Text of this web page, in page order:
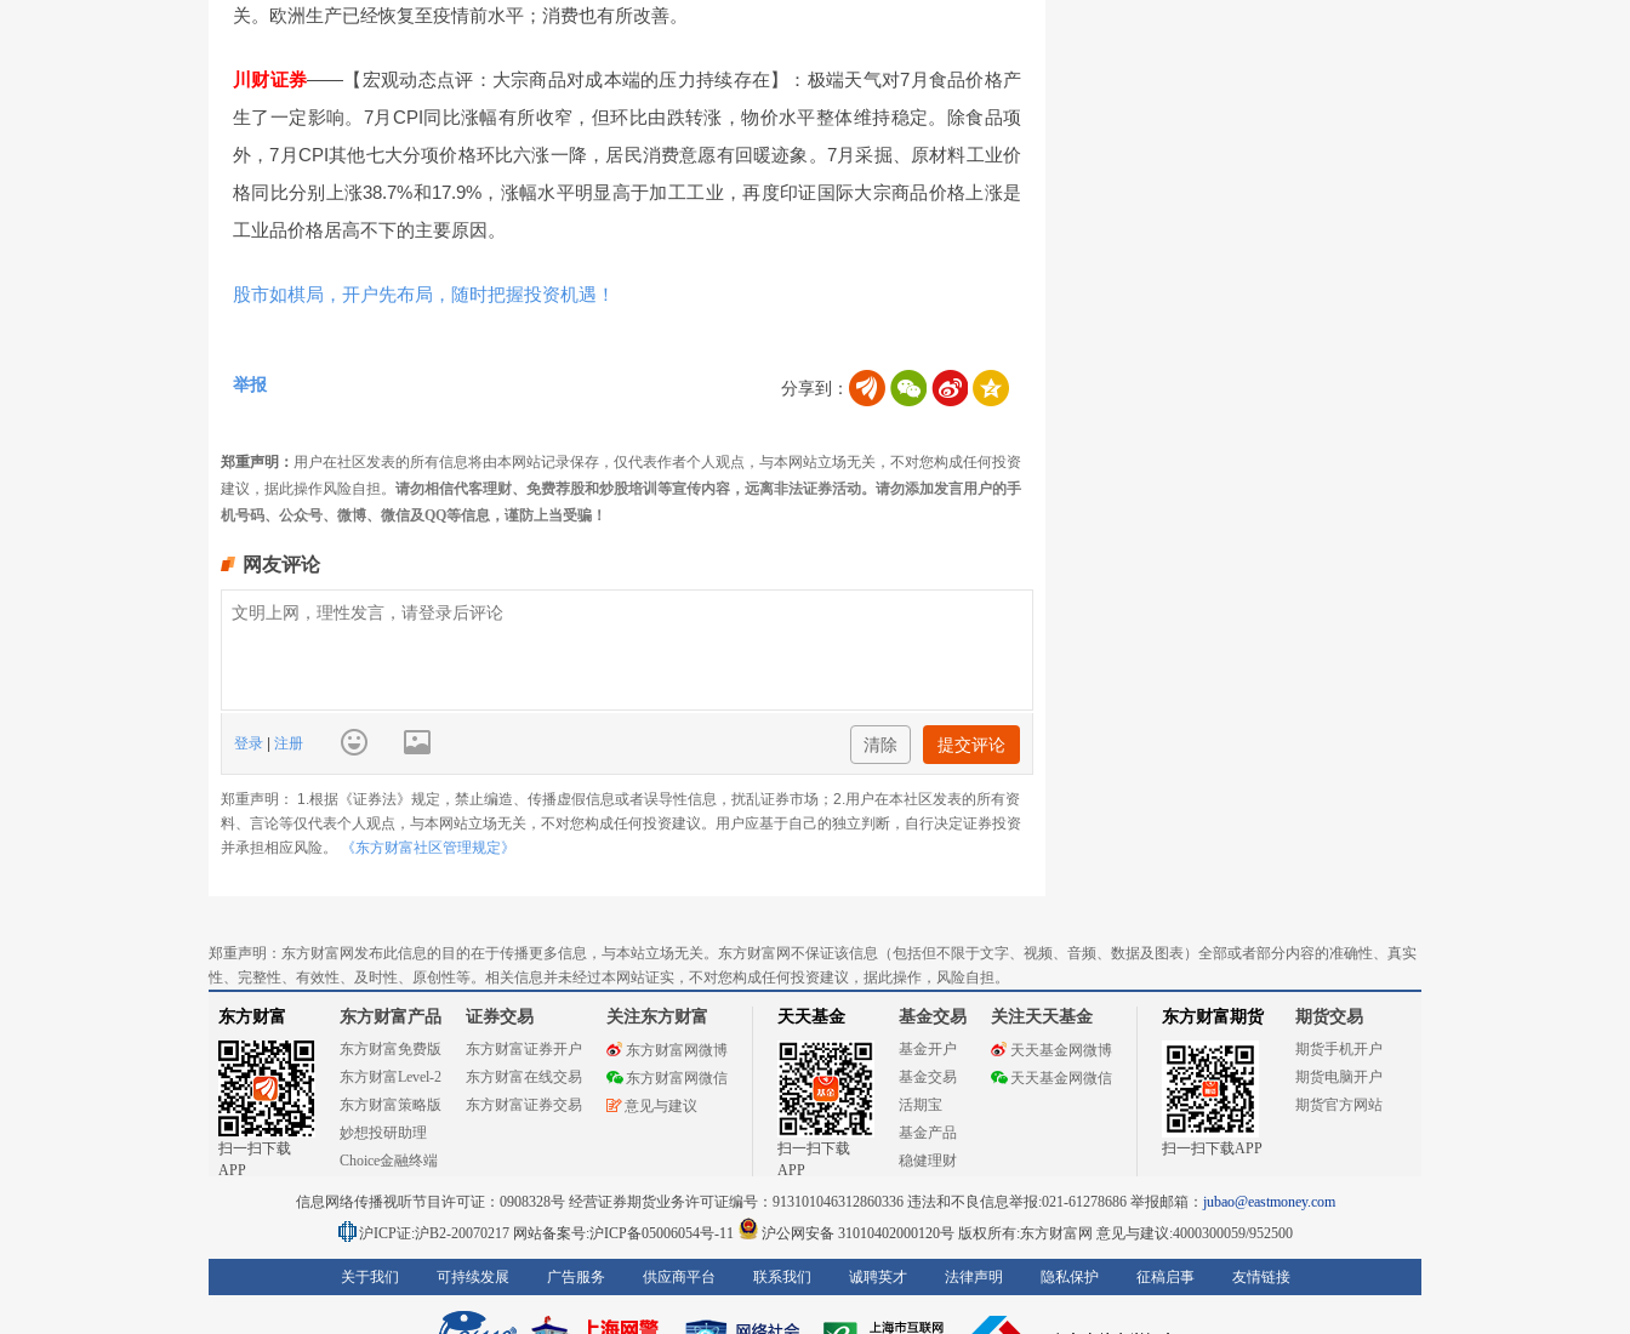
关。欧洲生产已经恢复至疫情前水平；消费也有所改善。
川财证券——【宏观动态点评：大宗商品对成本端的压力持续存在】：极端天气对7月食品价格产
生了一定影响。7月CPI同比涨幅有所收窄，但环比由跌转涨，物价水平整体维持稳定。除食品项
外，7月CPI其他七大分项价格环比六涨一降，居民消费意愿有回暖迹象。7月采掘、原材料工业价
格同比分别上涨38.7%和17.9%，涨幅水平明显高于加工工业，再度印证国际大宗商品价格上涨是
工业品价格居高不下的主要原因。
股市如棋局，开户先布局，随时把握投资机遇！
分享到：
举报
郑重声明： 用户在社区发表的所有信息将由本网站记录保存，仅代表作者个人观点，与本网站立场无关，不对您构成任何投资
建议，据此操作风险自担。 请勿相信代客理财、免费荐股和炒股培训等宣传内容，远离非法证券活动。请勿添加发言用户的手
机号码、公众号、微博、微信及QQ等信息，谨防上当受骗！
网友评论
登录 注册 清除 提交评论
郑重声明： 1.根据《证券法》规定，禁止编造、传播虚假信息或者误导性信息，扰乱证券市场；2.用户在本社区发表的所有资
料、言论等仅代表个人观点，与本网站立场无关，不对您构成任何投资建议。用户应基于自己的独立判断，自行决定证券投资
并承担相应风险。
《东方财富社区管理规定》
郑重声明：东方财富网发布此信息的目的在于传播更多信息，与本站立场无关。东方财富网不保证该信息（包括但不限于文字、视频、音频、数据及图表）全部或者部分内容的准确性、真实
性、完整性、有效性、及时性、原创性等。相关信息并未经过本网站证实，不对您构成任何投资建议，据此操作，风险自担。
东方财富
扫一扫下载
APP
东方财富产品
东方财富免费版
东方财富Level-2
东方财富策略版
妙想投研助理
Choice金融终端
证券交易
东方财富证券开户
东方财富在线交易
东方财富证券交易
关注东方财富
东方财富网微博
东方财富网微信
意见与建议
天天基金
扫一扫下载
APP
基金交易
基金开户
基金交易
活期宝
基金产品
稳健理财
关注天天基金
天天基金网微博
天天基金网微信
东方财富期货
扫一扫下载APP
期货交易
期货手机开户
期货电脑开户
期货官方网站
信息网络传播视听节目许可证：0908328号 经营证券期货业务许可证编号：913101046312860336 违法和不良信息举报:021-61278686 举报邮箱： jubao@eastmoney.com
沪ICP证:沪B2-20070217 网站备案号:沪ICP备05006054号-11 沪公网安备 31010402000120号版权所有:东方财富网 意见与建议:4000300059/952500
关于我们 可持续发展 广告服务 供应商平台 联系我们 诚聘英才 法律声明 隐私保护 征稿启事 友情链接